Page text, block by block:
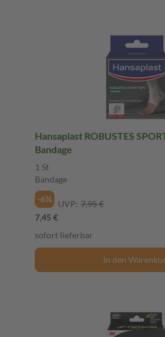
Hansaplast ROBUSTES
Bandage
1 St
Bandage
-6%
UVP: 7,95 €
7,45 €
sofort lieferbar
In den